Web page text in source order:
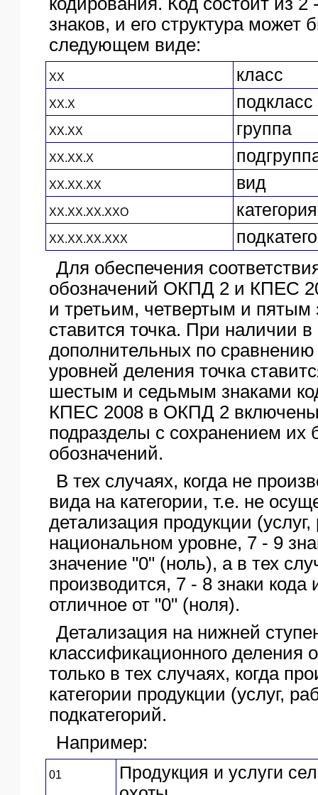
знаков, и его структура может
следующем виде:
XX класс
XX.X подкласс
XX.XX группа
XX.XX.X
XX.XX.XX вид
XX.XX.XX.XXO категория
XX.XX.XX.XXX
Для обеспечения
обозначений ОКПД 2 и КПЕС
и третьим, четвертым и пятым
ставится точка. При наличии
дополнительных по
уровней деления точка
шестым и седьмым знаками
КПЕС 2008 в ОКПД 2
подразделы с сохранением их
обозначений.
В тех случаях, когда не
вида на категории, т.е. не
детализация продукции (услуг,
национальном уровне, 7 - 9
значение "0" (ноль), а в тех
производится, 7 - 8 знаки
отличное от "0" (ноля).
Детализация на нижней
классификационного деления
только в тех случаях, когда
категории продукции (услуг,
подкатегорий.
Например:
01
Продукция и услуги